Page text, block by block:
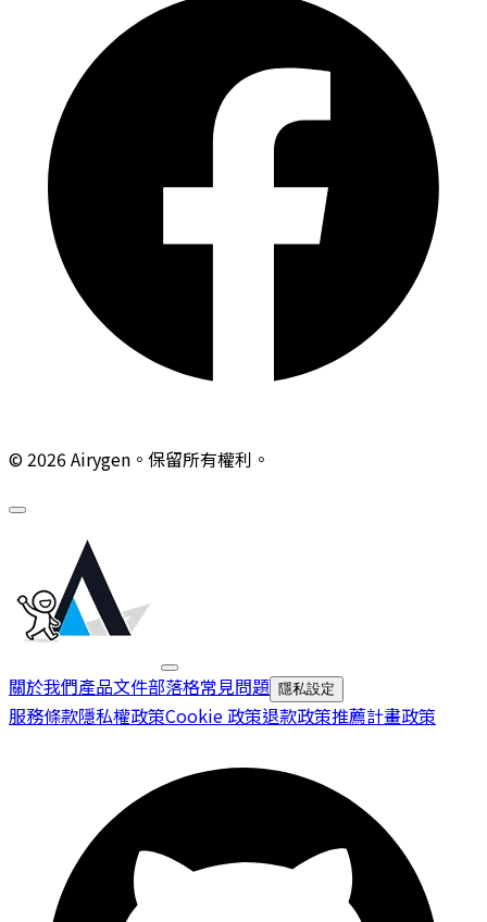
© 2026 Airygen。保留所有權利。
關於我們產品文件部落格常見問題 隱私設定
服務條款隱私權政策Cookie 政策退款政策推薦計畫政策